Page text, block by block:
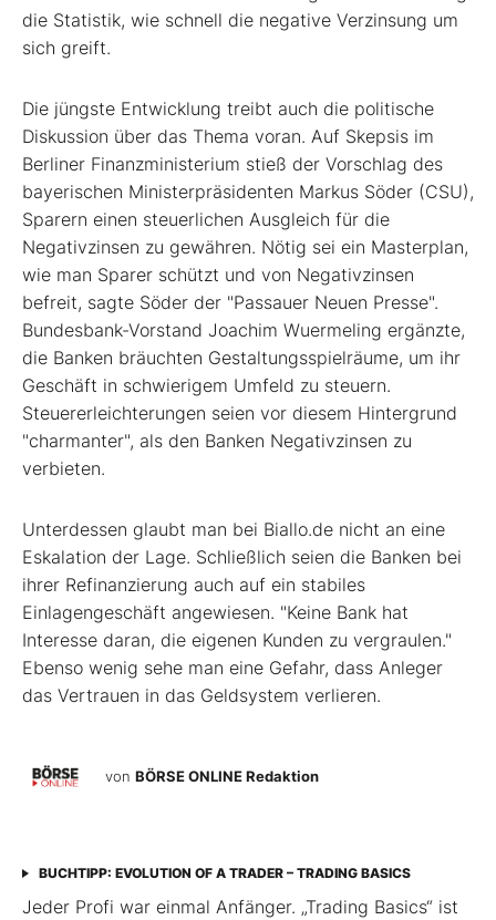
die Statistik, wie schnell die negative Verzinsung um
sich greift.
Die jüngste Entwicklung treibt auch die politische
Diskussion über das Thema voran. Auf Skepsis im
Berliner Finanzministerium stieß der Vorschlag des
bayerischen Ministerpräsidenten Markus Söder (CSU),
Sparern einen steuerlichen Ausgleich für die
Negativzinsen zu gewähren. Nötig sei ein Masterplan,
wie man Sparer schützt und von Negativzinsen
befreit, sagte Söder der "Passauer Neuen Presse".
Bundesbank-Vorstand Joachim Wuermeling ergänzte,
die Banken bräuchten Gestaltungsspielräume, um ihr
Geschäft in schwierigem Umfeld zu steuern.
Steuererleichterungen seien vor diesem Hintergrund
"charmanter", als den Banken Negativzinsen zu
verbieten.
Unterdessen glaubt man bei Biallo.de nicht an eine
Eskalation der Lage. Schließlich seien die Banken bei
ihrer Refinanzierung auch auf ein stabiles
Einlagengeschäft angewiesen. "Keine Bank hat
Interesse daran, die eigenen Kunden zu vergraulen."
Ebenso wenig sehe man eine Gefahr, dass Anleger
das Vertrauen in das Geldsystem verlieren.
von BÖRSE ONLINE Redaktion
BUCHTIPP: EVOLUTION OF A TRADER – TRADING BASICS
Jeder Profi war einmal Anfänger. „Trading Basics“ ist